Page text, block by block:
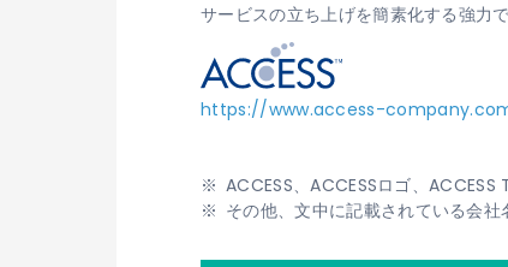
サービスの立ち上げを簡素化する強力
https://www.access-
ACCESS、ACCESSロゴ、
その他、文中に記載されている会社